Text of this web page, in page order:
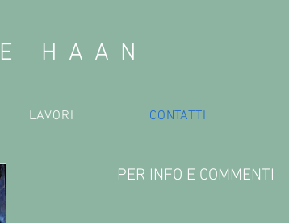
H A A N
LAVORI CONTATTI
PER INFO E COMMENTI